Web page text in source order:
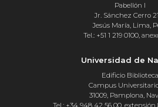
Pabellón I
Jr. Sánchez Cerro
Jesús María, Lima,
Tel.: +51 1 219 0100,
Universidad de
Edificio Biblioteca
Campus Universitario
31009, Pamplona,
Tel.: +34 948 42 56 00, extensión